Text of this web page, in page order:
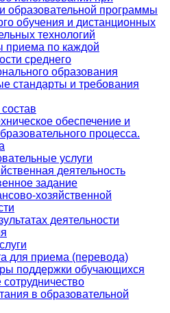
образовательной программы
обучения и дистанционных
технологий
приема по каждой
среднего
образования
стандарты и требования
обеспечение и
процесса.
услуги
деятельность
задание
хозяйственной
деятельности
для приема (перевода)
поддержки обучающихся
в образовательной